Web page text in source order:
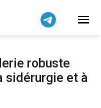
robuste
sidérurgie et à